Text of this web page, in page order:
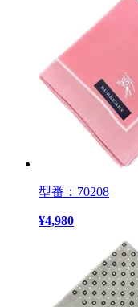
型番：70208
¥4,980